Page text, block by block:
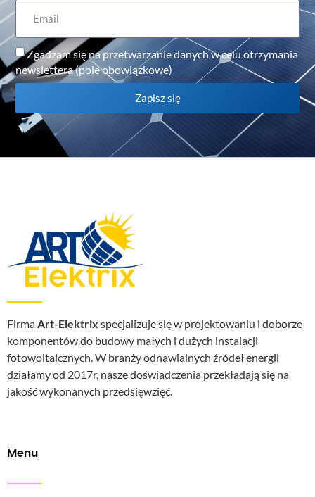
Zgadzam się na przetwarzanie danych w celu otrzymania
newslettera (pole obowiązkowe)
Zapisz się
FirmaArt-Elektrix specjalizuje się w projektowaniu i doborze
komponentów do budowy małych i dużych instalacji
fotowoltaicznych. W branży odnawialnych źródeł energii
działamy od 2017r, nasze doświadczenia przekładają się na
jakość wykonanych przedsięwzięć.
Menu